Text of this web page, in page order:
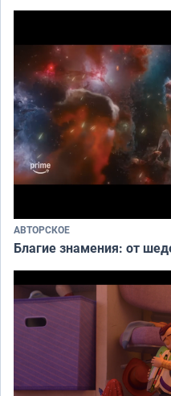
АВТОРСКОЕ
Благие знамения: от